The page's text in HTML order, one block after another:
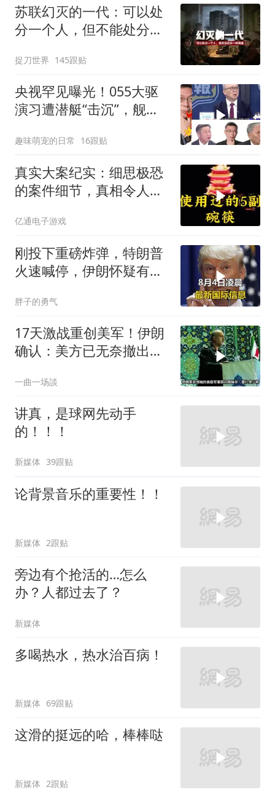
苏联幻灭的一代：可以处
分一个人，但不能处分一
捉刀世界 145跟贴
央视罕见曝光！055大驱
演习遭潜艇“击沉”，舰长
趣味萌宠的日常 16跟贴
真实大案纪实：细思极恐
的案件细节，真相令人脊
亿通电子游戏
刚投下重磅炸弹，特朗普
火速喊停，伊朗怀疑有
胖子的勇气
17天激战重创美军！伊朗
确认：美方已无奈撤出两
一曲一场談
讲真，是球网先动手
的！！！
新媒体 39跟贴
论背景音乐的重要性！！
新媒体 2跟贴
旁边有个抢活的…怎么
办？人都过去了？
新媒体
多喝热水，热水治百病！
新媒体 69跟贴
这滑的挺远的哈，棒棒哒
新媒体 2跟贴